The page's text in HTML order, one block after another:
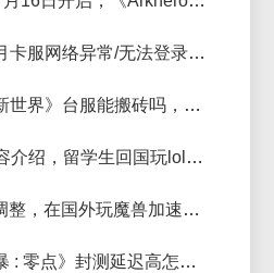
《阿斯达年代记》月卡服网络异常/无法登录/卡验证解决方法
《阿斯达年代记：新世界》台服能搬砖吗，《阿斯达年代记：新世界》多开搬砖加速器推荐
《lol》经典模式内容介绍，留学生回国玩lol国服用什么加速器好
魔兽12.1版本职业调整，在国外玩魔兽加速器推荐
免费FPS《突击风暴 : 零点》封测延迟高怎么办，用什么加速器不卡？